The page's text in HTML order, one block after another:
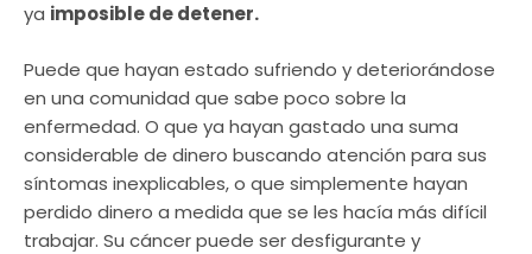
ya imposible de detener.
Puede que hayan estado sufriendo y deteriorándose
en una comunidad que sabe poco sobre la
enfermedad. O que ya hayan gastado una suma
considerable de dinero buscando atención para sus
síntomas inexplicables, o que simplemente hayan
perdido dinero a medida que se les hacía más difícil
trabajar. Su cáncer puede ser desfigurante y